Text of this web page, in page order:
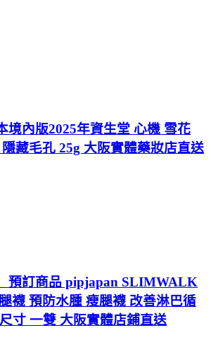
境內版2025年資生堂 心機 雪花
藏毛孔 25g 大阪實體藥妝店直送
預訂商品 pipjapan SLIMWALK
襪 預防水腫 瘦腿襪 改善淋巴循
寸 一雙 大阪實體店鋪直送